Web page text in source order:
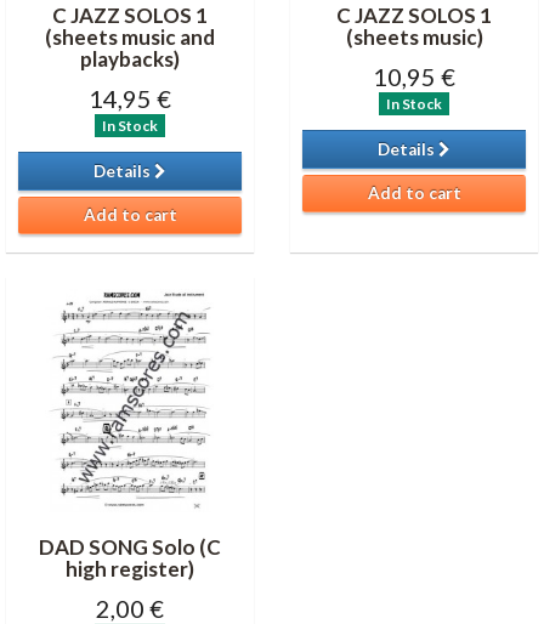
C JAZZ SOLOS 1
(sheets music and
playbacks)
14,95 €
In Stock
Details
Add to cart
C JAZZ SOLOS 1
(sheets music)
10,95 €
In Stock
Details
Add to cart
DAD SONG Solo (C
high register)
2,00 €